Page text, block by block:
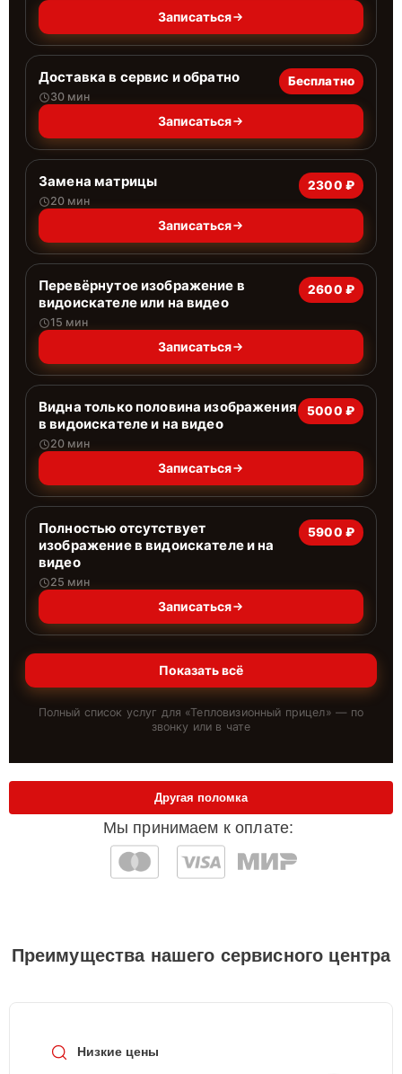
Записаться
Доставка в сервис и обратно
30 мин
Бесплатно
Записаться
Замена матрицы
20 мин
2300 ₽
Записаться
Перевёрнутое изображение в
видоискателе или на видео
15 мин
2600 ₽
Записаться
Видна только половина изображения
в видоискателе и на видео
20 мин
5000 ₽
Записаться
Полностью отсутствует
изображение в видоискателе и на
видео
25 мин
5900 ₽
Записаться
Показать всё
Полный список услуг для «Тепловизионный прицел» — по
звонку или в чате
Мы принимаем к оплате:
Другая поломка
Преимущества нашего сервисного центра
Низкие цены